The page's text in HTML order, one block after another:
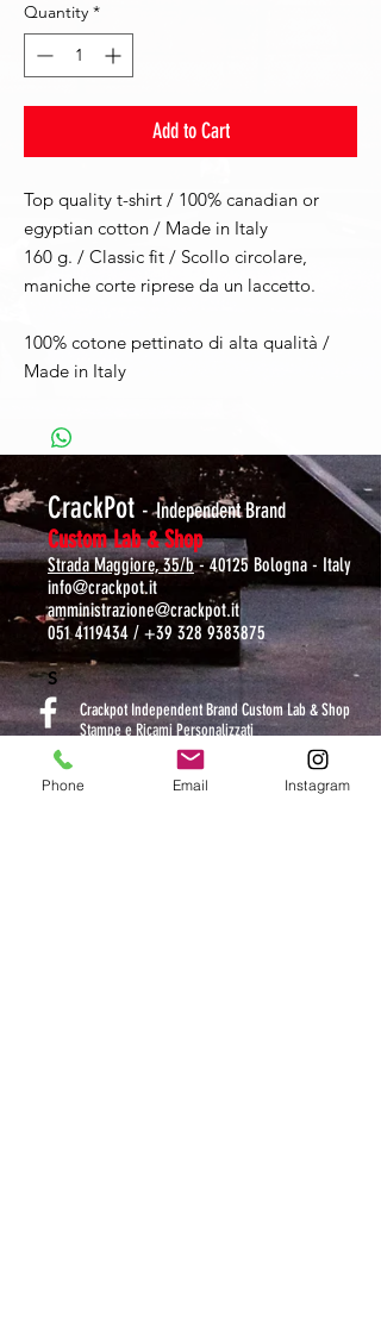
Quantity *
Add to Cart
Top quality t-shirt / 100% canadian or
egyptian cotton / Made in Italy
160 g. / Classic fit / Scollo circolare,
maniche corte riprese da un laccetto.
100% cotone pettinato di alta qualità /
Made in Italy
CrackPot - Independent Brand
Custom Lab & Shop
Strada Maggiore, 35/b- 40125 Bologna - Italy
info@crackpot.it
amministrazione@crackpot.it
051 4119434 / +39 328 9383875
S
Crackpot Independent Brand Custom Lab & Shop
Stampe e Ricami Personalizzati
Phone Email Instagram